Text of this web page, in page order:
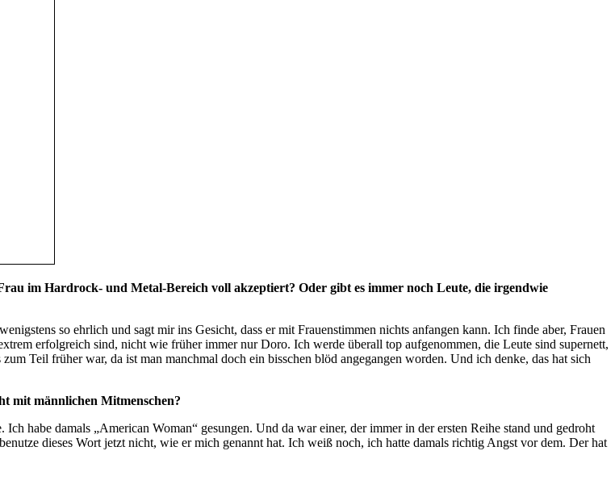
im Hardrock- und Metal-Bereich voll akzeptiert? Oder gibt es immer noch Leute, die irgendwie
so ehrlich und sagt mir ins Gesicht, dass er mit Frauenstimmen nichts anfangen kann. Ich finde aber, Frauen
erfolgreich sind, nicht wie früher immer nur Doro. Ich werde überall top aufgenommen, die Leute sind supernett,
Teil früher war, da ist man manchmal doch ein bisschen blöd angegangen worden. Und ich denke, das hat sich
mit männlichen Mitmenschen?
habe damals „American Woman“ gesungen. Und da war einer, der immer in der ersten Reihe stand und gedroht
dieses Wort jetzt nicht, wie er mich genannt hat. Ich weiß noch, ich hatte damals richtig Angst vor dem. Der hat